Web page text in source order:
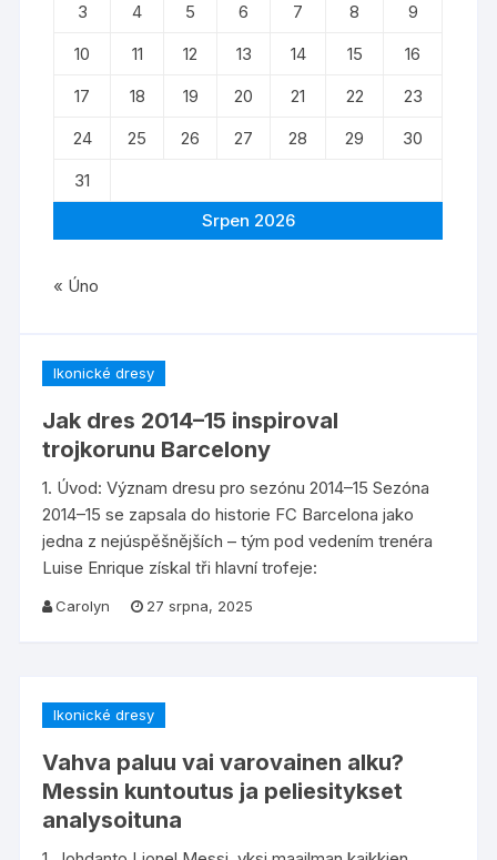
Ikonické dresy
Jak dres 2014–15 inspiroval
trojkorunu Barcelony
1. Úvod: Význam dresu pro sezónu 2014–15 Sezóna
2014–15 se zapsala do historie FC Barcelona jako
jedna z nejúspěšnějších – tým pod vedením trenéra
Luise Enrique získal tři hlavní trofeje:
Carolyn 27 srpna, 2025
Ikonické dresy
Vahva paluu vai varovainen alku?
Messin kuntoutus ja peliesitykset
analysoituna
Srpen 2026
3
4 5 6 7 8
9
10
11 12 13 14 15
16
17
18 19 20 21 22
23
24
25 26 27 28 29
30
31
« Úno